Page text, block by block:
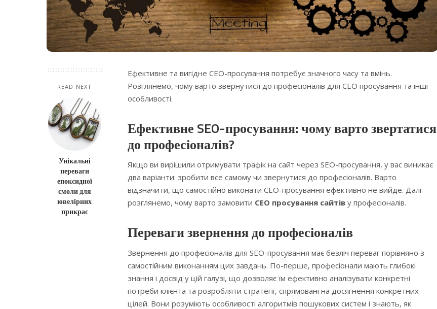
READ NEXT
Унікальні
переваги
епоксидної
смоли для
ювелірних
прикрас
Ефективне та вигідне СЕО-просування потребує значного часу та вмінь.
Розглянемо, чому варто звернутися до професіоналів для СЕО просування та інші
особливості.
Ефективне SEO-просування: чому варто звертатися
до професіоналів?
Якщо ви вирішили отримувати трафік на сайт через SEO-просування, у вас виникає
два варіанти: зробити все самому чи звернутися до професіоналів. Варто
відзначити, що самостійно виконати СЕО-просування ефективно не вийде. Далі
розглянемо, чому варто замовити СЕО просування сайтів у професіоналів.
Переваги звернення до професіоналів
Звернення до професіоналів для SEO-просування має безліч переваг порівняно з
самостійним виконанням цих завдань. По-перше, професіонали мають глибокі
знання і досвід у цій галузі, що дозволяє їм ефективно аналізувати конкретні
потреби клієнта та розробляти стратегії, спрямовані на досягнення конкретних
цілей. Вони розуміють особливості алгоритмів пошукових систем і знають, як